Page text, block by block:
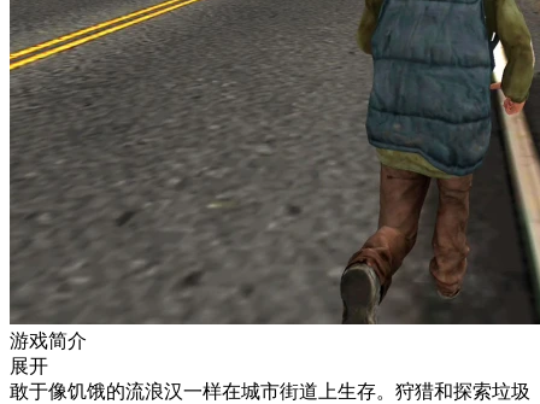
游戏简介
展开
敢于像饥饿的流浪汉一样在城市街道上生存。狩猎和探索垃圾